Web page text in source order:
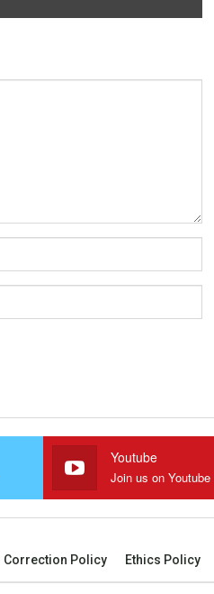
Youtube
Join us on Youtube
Correction Policy Ethics Policy